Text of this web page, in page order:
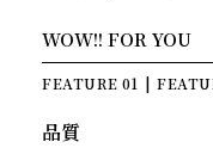
WOW!! FOR YOU
FEATURE 01
品質